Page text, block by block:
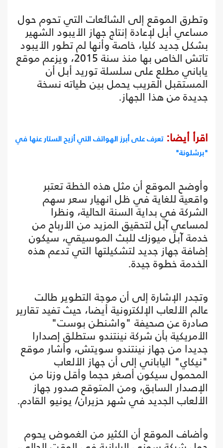
وتطرق الموقع إلى الشائعات التي تحوم حول
مساعي أبل لإعادة إنتاج جهاز الأيبود الشهير
بشكل جديد كليا، خاصة وأنها لم تطور الأيبود
تاتش الخاص بها منذ سنة 2015، ويزعم موقع
ياباني مطلع على سلسلة توريد أبل أن
المستقبل القريب يحمل بين طياته نسخة
جديدة من هذا الجهاز.
اقرأ أيضا:تعرف على أبرز الهواتف التي أزيح الستار عنها في
"برشلونة"
وأوضح الموقع أن مثل هذه الخطة تعتبر
واقعية للغاية في ظل انهيار سعر سهم
الشركة في بداية السنة الحالية، ونظرا
لمساعي آبل لتحقيق المزيد من الأرباح من
خدمة آبل ميوزك للبث الموسيقي، سيكون
إضافة جهاز جديد لتشكيلتها التي تدعم هذه
الخدمة خطوة جيدة.
وتجدر الإشارة إلى أن موجة التطوير طالت
عالم الألعاب الإلكترونية أيضا، حيث تفيد تقارير
صادرة عن صحيفة "واشنطن بوست"
الأمريكية بأن شركة نينتندو ستطلق إصدارا
جديدا من جهاز نينتندو سويتش، وأشار موقع
"نيكاي" الياباني إلى أن جهاز الألعاب
المحمول سيكون أصغر حجما وأقل وزنا من
الإصدار السابق، ومن المتوقع صدور جهاز
الألعاب الجديد في شهر حزيران/ يونيو القادم.
وأضاف الموقع أن الكثير من الغموض يحوم